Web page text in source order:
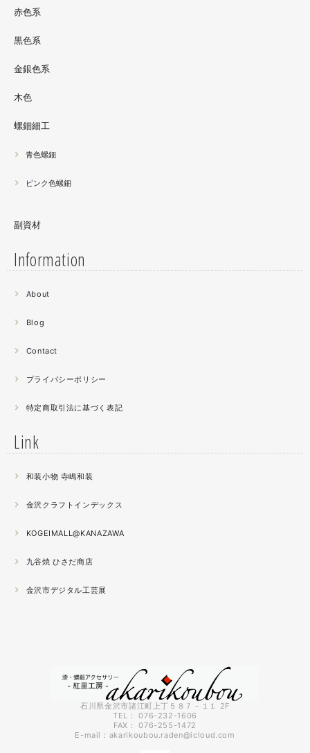
サリーとはまた違った美しさがあると思うのでぜひご覧く
螺鈿細工の工程。青みの強い鮑貝を使ってステンドグラス
曲面に螺鈿するためには貝も小さなカケラを使う必要が...
昔作った２０００ピースのジグソーパズルを思い出す。ひ
薔薇のブローチ木地制作中。
薄く作らねば。。。パキッとやってしまったときの悲しさ
秋の催事シーズンに向けてまた木地を作り始めました。
2021.04
いの桜が満開になりました。
で石川県地場産業振興センター本館１階にて開催です。石
川県内で活動する５０歳未満の作り手６０人による展示会
赤色系
黒色系
金銀色系
木色
螺鈿細工
青色螺鈿
ピンク色螺鈿
副資材
Information
About
Blog
Contact
プライバシーポリシー
特定商取引法に基づく表記
Link
和装小物 寺嶋和装
金沢クラフトインデックス
KOGEIMALL@KANAZAWA
九谷焼 ひさだ商店
金沢市デジタル工芸展
石川県金沢市諸江町上丁５８７－１１ 2F
TEL： 076-232-1606
FAX： 076-255-1472
E-mail： akarikoubou.raden@icloud.com